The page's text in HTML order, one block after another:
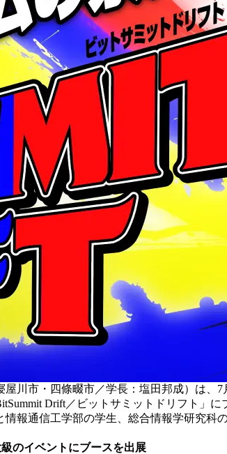
屋川市・四條畷市／学長：塩田邦成）は、
Drift／ビットサミットドリフト」に
報通信工学部の学生、総合情報学研究科
のイベントにブースを出展